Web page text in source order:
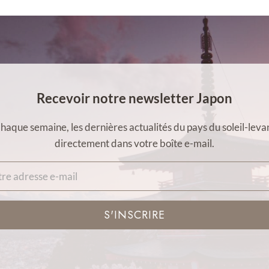
Recevoir notre newsletter Japon
semaine, les dernières actualités du pays du soleil-
directement dans votre boîte e-mail.
S'INSCRIRE